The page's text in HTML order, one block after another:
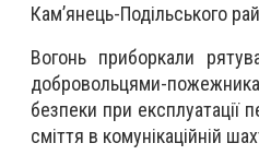
Кам’янець-Подільського
Вогонь приборкали
добровольцями-
безпеки при експлуатації
сміття в комунікаційній